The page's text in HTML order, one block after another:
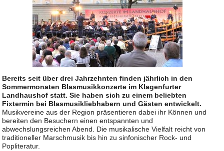
Bereits seit über drei Jahrzehnten finden jährlich in den
Sommermonaten Blasmusikkonzerte im Klagenfurter
Landhaushof statt. Sie haben sich zu einem beliebten
Fixtermin bei Blasmusikliebhabern und Gästen entwickelt.
Musikvereine aus der Region präsentieren dabei ihr Können und
bereiten den Besuchern einen entspannten und
abwechslungsreichen Abend. Die musikalische Vielfalt reicht von
traditioneller Marschmusik bis hin zu sinfonischer Rock- und
Popliteratur.